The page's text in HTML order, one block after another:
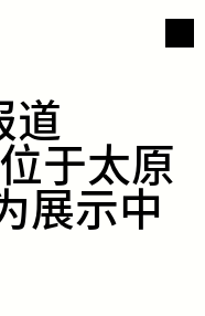
社交媒体
道​
于​​太​​原​​
展​​示​​中​​